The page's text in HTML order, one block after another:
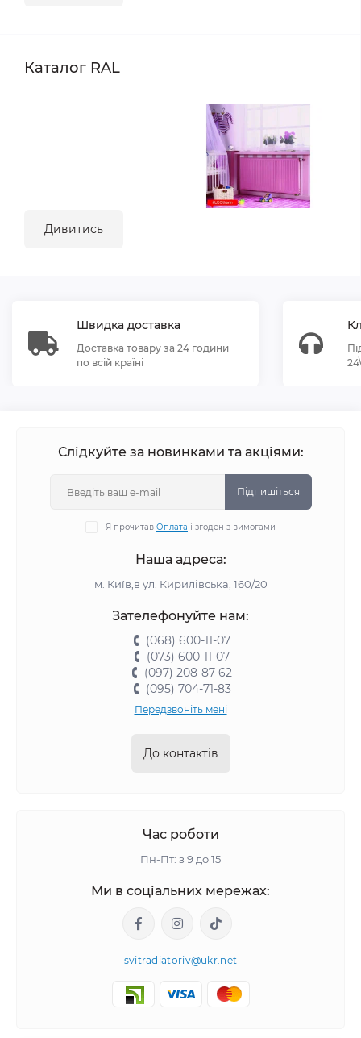
Каталог RAL
Дивитись
Швидка доставка
Доставка товару за 24 години
по всій країні
Слідкуйте за новинками та акціями:
Підпишіться
Я прочитав Оплата і згоден з вимогами
Наша адреса:
м. Київ,в ул. Кирилівська, 160/20
Зателефонуйте нам:
(068) 600-11-07
(073) 600-11-07
(097) 208-87-62
(095) 704-71-83
Передзвоніть мені
До контактів
Час роботи
Пн-Пт: з 9 до 15
Ми в соціальних мережах:
svitradiatoriv@ukr.net